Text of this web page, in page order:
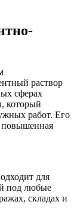
раствор
сферах
который
работ. Его
повышенная
для
под любые
складах и